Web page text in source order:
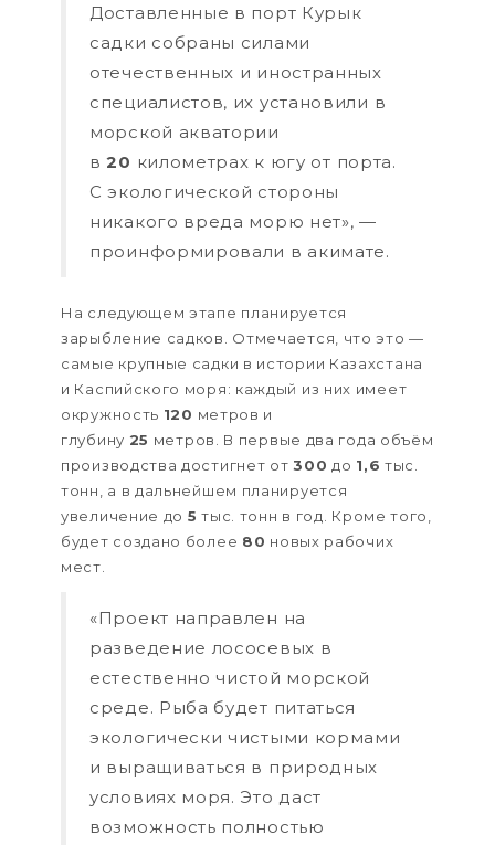
Доставленные в порт Курык
садки собраны силами
отечественных и иностранных
специалистов, их установили в
морской акватории
в20 километрах к югу от порта.
С экологической стороны
никакого вреда морю нет», —
проинформировали в акимате.
На следующем этапе планируется
зарыбление садков. Отмечается, что это —
самые крупные садки в истории Казахстана
и Каспийского моря: каждый из них имеет
окружность 120 метров и
глубину 25 метров. В первые два года объём
производства достигнет от300 до 1,6 тыс.
тонн, а в дальнейшем планируется
увеличение до 5 тыс. тонн в год. Кроме того,
будет создано более 80 новых рабочих
мест.
«Проект направлен на
разведение лососевых в
естественно чистой морской
среде. Рыба будет питаться
экологически чистыми кормами
и выращиваться в природных
условиях моря. Это даст
возможность полностью